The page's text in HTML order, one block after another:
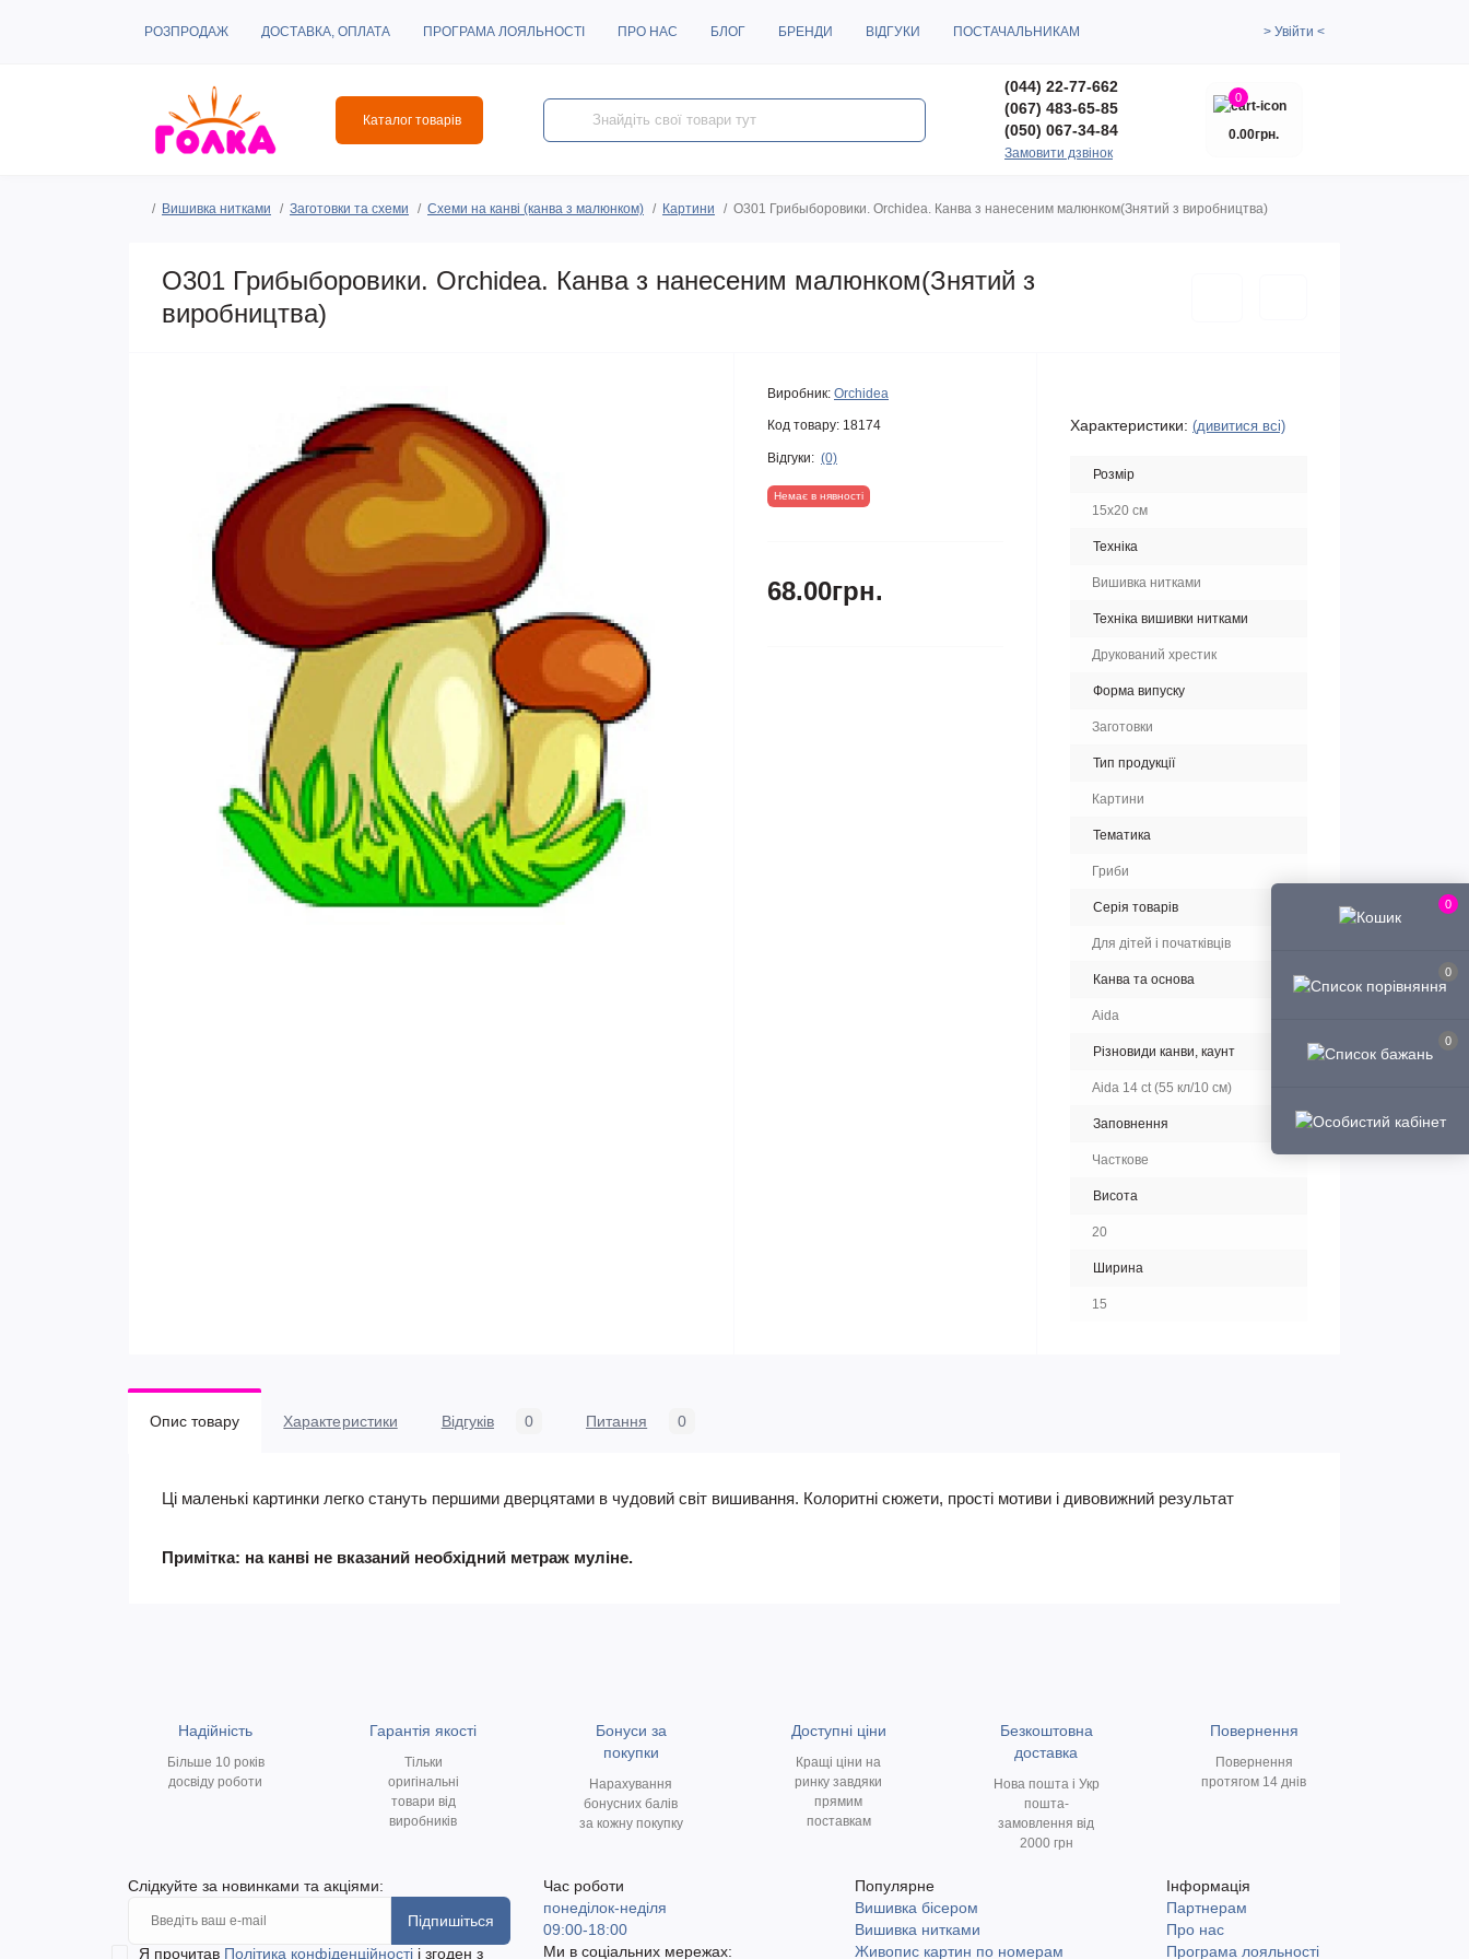
0
0
0
РОЗПРОДАЖ ДОСТАВКА, ОПЛАТА ПРОГРАМА ЛОЯЛЬНОСТІ ПРО НАС БЛОГ БРЕНДИ ВІДГУКИ ПОСТАЧАЛЬНИКАМ > Увійти <
Каталог товарів
(044) 22-77-662
(067) 483-65-85
(050) 067-34-84
Замовити дзвінок
0
0.00грн.
Вишивка нитками Заготовки та схеми Схеми на канві (канва з малюнком) Картини O301 Грибыборовики. Orchidea. Канва з нанесеним малюнком(Знятий з виробництва)
O301 Грибыборовики. Orchidea. Канва з нанесеним малюнком(Знятий з
виробництва)
Виробник: Orchidea
Код товару: 18174
Відгуки: (0)
Немає в нявності
68.00грн.
Характеристики: (дивитися всі)
Розмір
15x20 см
Техніка
Вишивка нитками
Техніка вишивки нитками
Друкований хрестик
Форма випуску
Заготовки
Тип продукції
Картини
Тематика
Гриби
Серія товарів
Для дітей і початківців
Канва та основа
Aida
Різновиди канви, каунт
Aida 14 ct (55 кл/10 см)
Заповнення
Часткове
Висота
20
Ширина
15
Опис товару Характеристики Відгуків 0 Питання 0
Ці маленькі картинки легко стануть першими дверцятами в чудовий світ вишивання. Колоритні сюжети, прості мотиви і дивовижний результат
Примітка: на канві не вказаний необхідний метраж муліне.
Надійність
Більше 10 років
досвіду роботи
Гарантія якості
Тільки
оригінальні
товари від
виробників
Бонуси за
покупки
Нарахування
бонусних балів
за кожну покупку
Доступні ціни
Кращі ціни на
ринку завдяки
прямим
поставкам
Безкоштовна
доставка
Нова пошта і Укр
пошта-
замовлення від
2000 грн
Повернення
Повернення
протягом 14 днів
Слідкуйте за новинками та акціями:
Підпишіться
Я прочитав Політика конфіденційності і згоден з
Час роботи
понеділок-неділя
09:00-18:00
Ми в соціальних мережах:
Популярне
Вишивка бісером
Вишивка нитками
Живопис картин по номерам
Інформація
Партнерам
Про нас
Програма лояльності